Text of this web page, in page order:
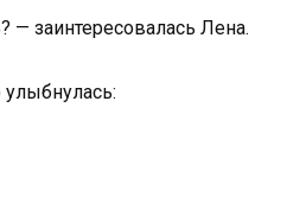
заинтересовалась Лена.